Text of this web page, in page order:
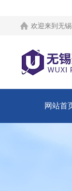
欢迎来到 无
网站首